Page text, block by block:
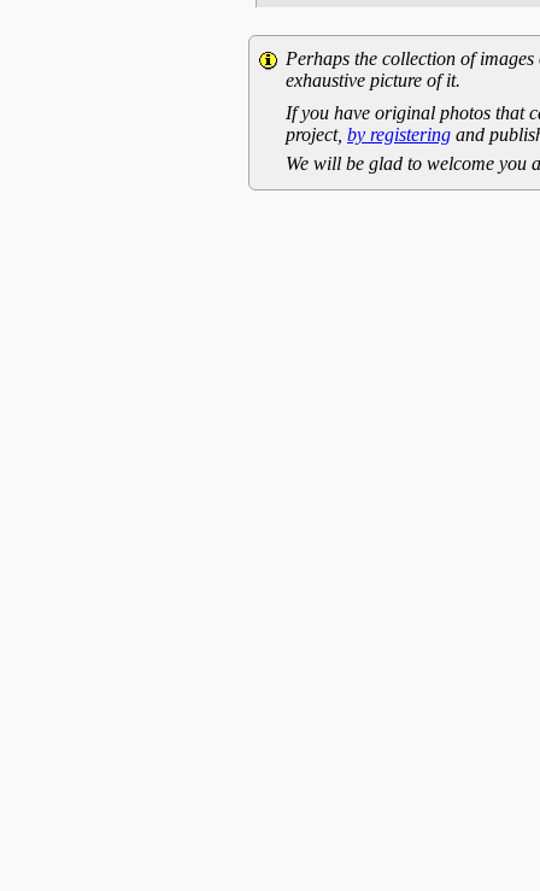
Perhaps the collection of
exhaustive picture of it.
If you have original photos that
project, by registering and
We will be glad to welcome